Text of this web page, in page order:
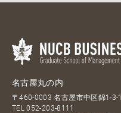
名古屋丸の内
〒460-0003 名古屋市中区錦1-3-1
TEL052-203-8111